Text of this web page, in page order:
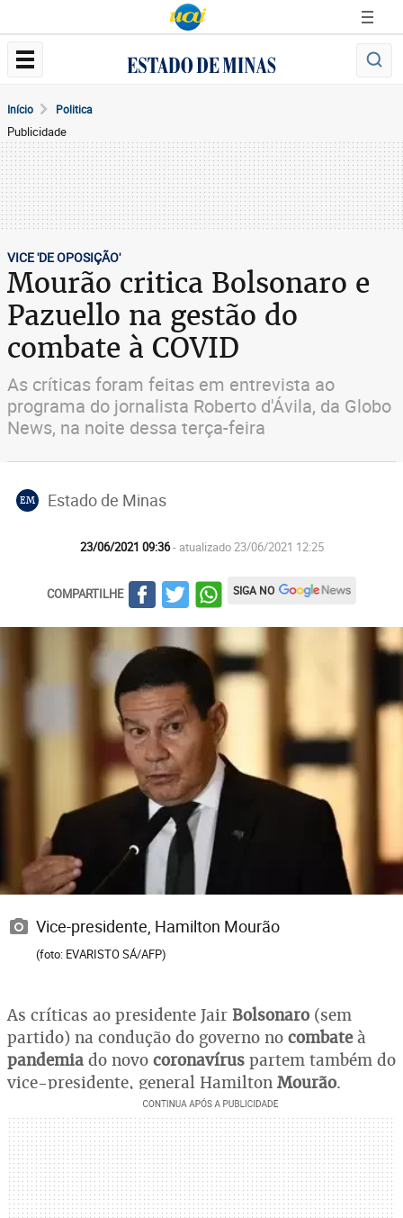
Início Politica
Publicidade
VICE 'DE OPOSIÇÃO'
Mourão critica Bolsonaro e
Pazuello na gestão do
combate à COVID
As críticas foram feitas em entrevista ao
programa do jornalista Roberto d'Ávila, da Globo
News, na noite dessa terça-feira
EM Estado de Minas
23/06/2021 09:36- atualizado 23/06/2021 12:25
COMPARTILHE SIGA NO
Vice-presidente, Hamilton Mourão
(foto: EVARISTO SÁ/AFP)
As críticas ao presidente Jair Bolsonaro (sem
partido) na condução do governo no combateà
pandemia do novo coronavírus partem também do
vice-presidente, general Hamilton Mourão.